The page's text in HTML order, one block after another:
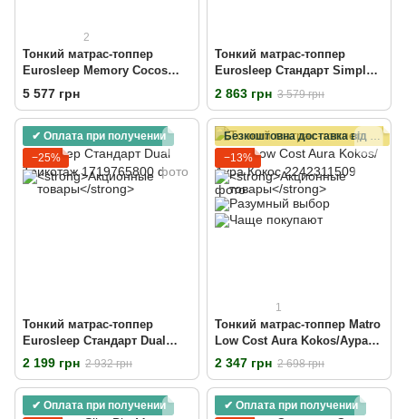
2
Тонкий матрас-топпер
Eurosleep Memory Cocos
Massage
5 577 грн
Тонкий матрас-топпер
Eurosleep Стандарт Simplex
Strong Трикотаж
2 863 грн 3 579 грн
✔ Оплата при получении
−25%
Тонкий матрас-топпер
Eurosleep Стандарт Dual
Трикотаж
2 199 грн 2 932 грн
−13%
1
Тонкий матрас-топпер Matro
Low Cost Aura Kokos/Аура
Кокос
2 347 грн 2 698 грн
✔ Оплата при получении
✔ Оплата при получении